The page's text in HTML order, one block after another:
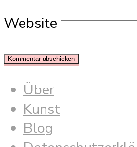
Website
Über
Kunst
Blog